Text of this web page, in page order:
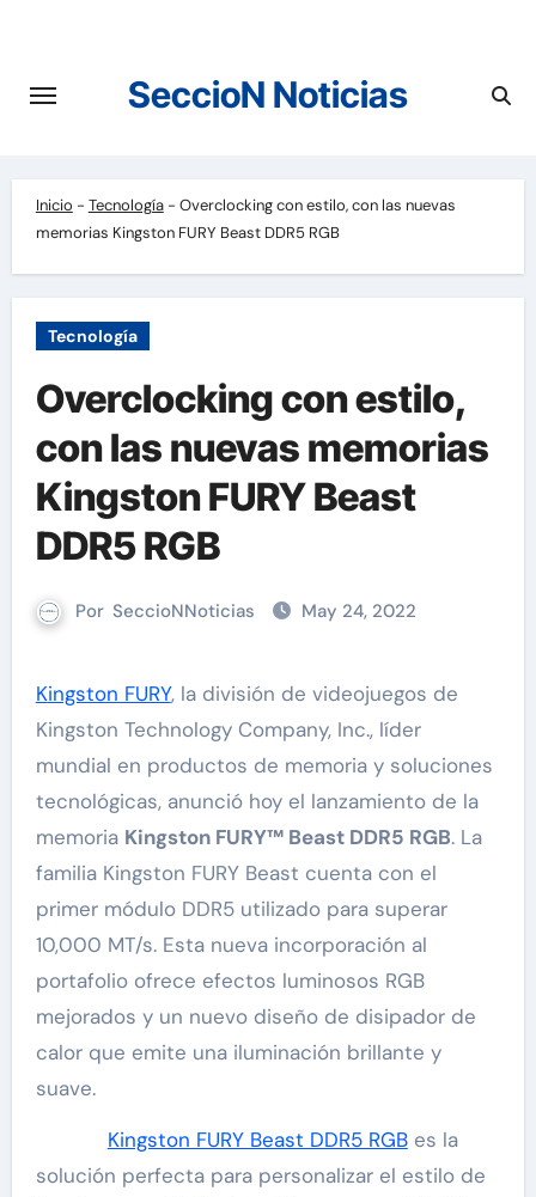
contenido
SeccioN Noticias
Inicio - Tecnología- Overclocking con estilo, con las nuevas
memorias Kingston FURY Beast DDR5 RGB
Tecnología
Overclocking con estilo,
con las nuevas memorias
Kingston FURY Beast
DDR5 RGB
Por SeccioNNoticias May 24, 2022
Kingston FURY, la división de videojuegos de
Kingston Technology Company, Inc., líder
mundial en productos de memoria y soluciones
tecnológicas, anunció hoy el lanzamiento de la
memoria Kingston FURY™ Beast DDR5 RGB. La
familia Kingston FURY Beast cuenta con el
primer módulo DDR5 utilizado para superar
10,000 MT/s. Esta nueva incorporación al
portafolio ofrece efectos luminosos RGB
mejorados y un nuevo diseño de disipador de
calor que emite una iluminación brillante y
suave.
Kingston FURY Beast DDR5 RGBes la
solución perfecta para personalizar el estilo de